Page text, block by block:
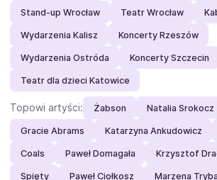
Stand-up Wrocław Teatr Wrocław
Wydarzenia Kalisz Koncerty Rzeszów
Wydarzenia Ostróda Koncerty Szczecin
Teatr dla dzieci Katowice
Topowi artyści: Żabson Natalia Srokocz
Gracie Abrams Katarzyna Ankudowicz
Coals Paweł Domagała Krzysztof
Spięty Paweł Ciołkosz Marzena